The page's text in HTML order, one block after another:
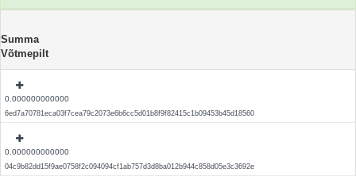
Summa
Võtmepilt
0.000000000000
6ed7a70781eca03f7cea79c2073e6b6cc5d01b8f9f82415c1b09453b45d18560
0.000000000000
04c9b82dd15f9ae0758f2c094094cf1ab757d3d8ba012b944c858d05e3c3692e